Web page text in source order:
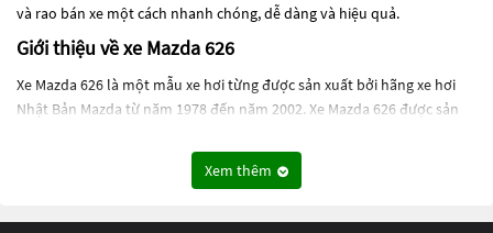
và rao bán xe một cách nhanh chóng, dễ dàng và hiệu quả.
Giới thiệu về xe Mazda 626
Xe Mazda 626 là một mẫu xe hơi từng được sản xuất bởi hãng xe hơi
Nhật Bản Mazda từ năm 1978 đến năm 2002. Xe Mazda 626 được sản
Được đưa ra vào năm 1978, Mazda 626 đầu tiên là một phiên bản nâng
Xem thêm